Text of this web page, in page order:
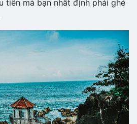
tiên mà bạn nhất định phải ghé